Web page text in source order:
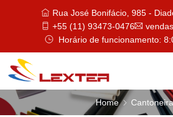
Rua José Bonifácio, 985 -
+55 (11) 93473-0476
Horário de funcionamento:
Home